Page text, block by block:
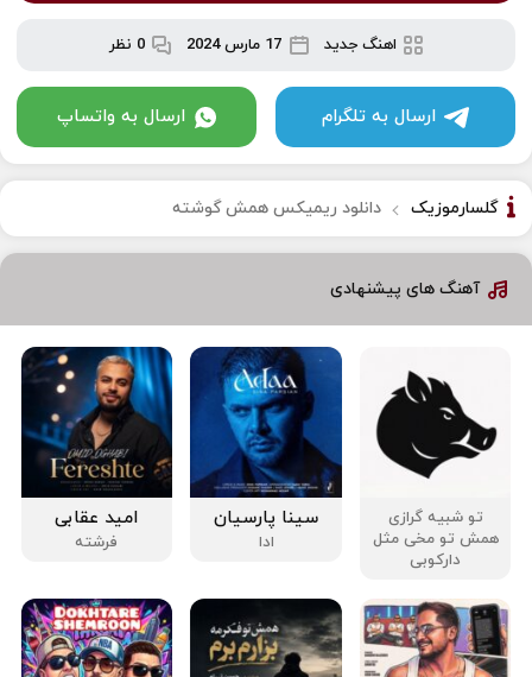
اهنگ جدید 17 مارس 2024 0 نظر
ارسال به تلگرام ارسال به واتساپ
گلسارموزیک دانلود ریمیکس همش گوشته
آهنگ های پیشنهادی
تو شبیه گرازی
همش تو مخی مثل
دارکوبی
سینا پارسیان
ادا
امید عقابی
فرشته